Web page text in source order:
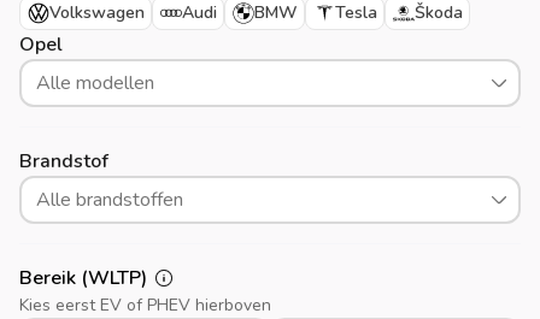
Volkswagen Audi BMW Tesla Škoda
Opel
Alle modellen
Brandstof
Alle brandstoffen
Bereik (WLTP)
Kies eerst EV of PHEV hierboven